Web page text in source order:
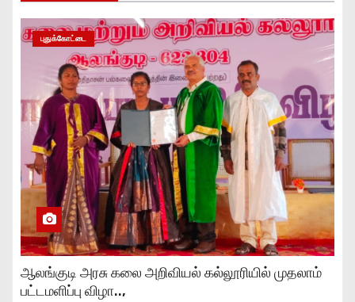
புதுக்கோட்டை
ஆலங்குடி அரசு கலை அறிவியல் கல்லூரியில் முதலாம்
பட்டமளிப்பு விழா..,